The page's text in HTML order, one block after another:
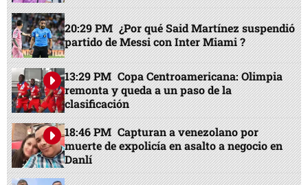
20:29 PM ¿Por qué Said Martínez suspendió
partido de Messi con Inter Miami ?
13:29 PM Copa Centroamericana: Olimpia
remonta y queda a un paso de la
clasificación
18:46 PM Capturan a venezolano por
muerte de expolicía en asalto a negocio en
Danlí